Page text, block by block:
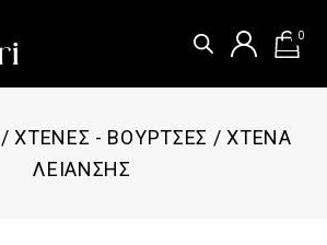
0
/ ΧΤΕΝΕΣ - ΒΟΥΡΤΣΕΣ / ΧΤΕΝΑ
ΛΕΙΑΝΣΗΣ